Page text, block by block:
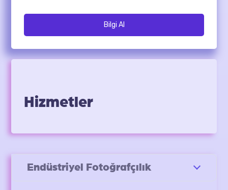
Bilgi Al
Hizmetler
Endüstriyel Fotoğrafçılık